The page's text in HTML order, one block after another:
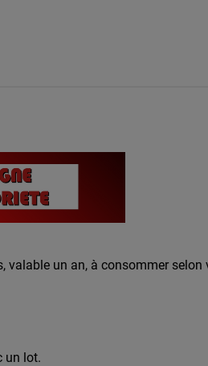
un an, à consommer selon
un lot.